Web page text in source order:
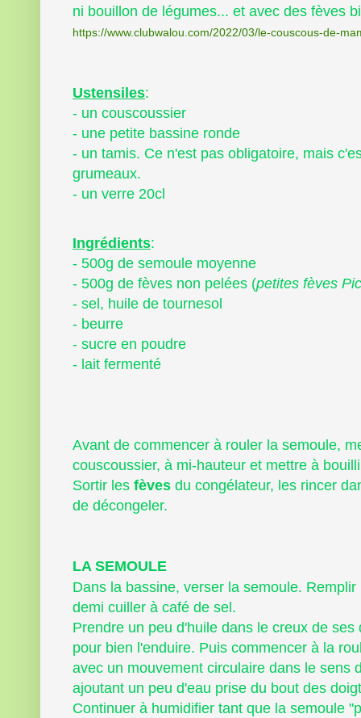
ni bouillon de légumes... et avec des fèves
https://www.clubwalou.com/2022/03/le-couscous-de-
Ustensiles:
- un couscoussier
- une petite bassine ronde
- un tamis. Ce n'est pas obligatoire, mais
grumeaux.
- un verre 20cl
Ingrédients:
- 500g de semoule moyenne
- 500g de fèves non pelées (petites fèves
- sel, huile de tournesol
- beurre
- sucre en poudre
- lait fermenté
Avant de commencer à rouler la semoule,
couscoussier, à mi-hauteur et mettre à
Sortir les fèves du congélateur, les rincer
de décongeler.
LA SEMOULE
Dans la bassine, verser la semoule.
demi cuiller à café de sel.
Prendre un peu d'huile dans le creux de
pour bien l'enduire. Puis commencer à la
avec un mouvement circulaire dans le sens
ajoutant un peu d'eau prise du bout des
Continuer à humidifier tant que la semoule